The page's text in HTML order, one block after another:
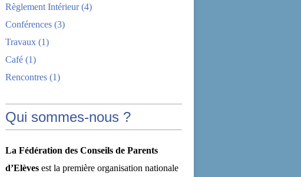
Règlement Intérieur(4)
Conférences (3)
Travaux (1)
Café (1)
Rencontres (1)
Qui sommes-nous ?
La Fédération des Conseils de Parents
d’Elèves est la première organisation nationale